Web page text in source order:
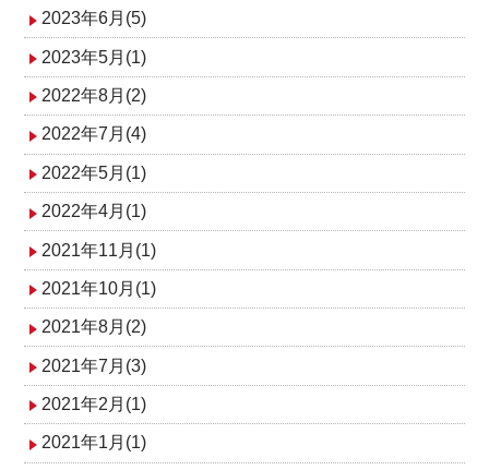
2023年6月(5)
2023年5月(1)
2022年8月(2)
2022年7月(4)
2022年5月(1)
2022年4月(1)
2021年11月(1)
2021年10月(1)
2021年8月(2)
2021年7月(3)
2021年2月(1)
2021年1月(1)